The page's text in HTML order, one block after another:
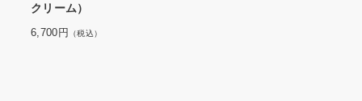
クリーム）
6,700円 （税込）